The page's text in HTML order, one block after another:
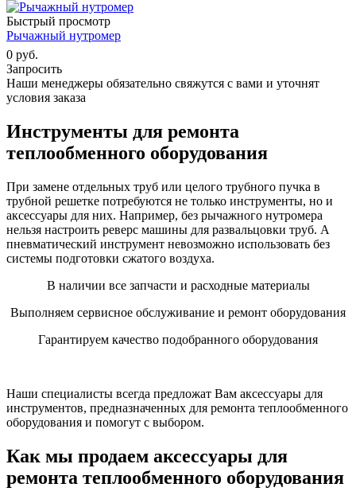
Быстрый просмотр
Рычажный нутромер
0 руб.
Запросить
Наши менеджеры обязательно свяжутся с вами и уточнят
условия заказа
Инструменты для ремонта
теплообменного оборудования
При замене отдельных труб или целого трубного пучка в
трубной решетке потребуются не только инструменты, но и
аксессуары для них. Например, без рычажного нутромера
нельзя настроить реверс машины для развальцовки труб. А
пневматический инструмент невозможно использовать без
системы подготовки сжатого воздуха.
В наличии все запчасти и расходные материалы
Выполняем сервисное обслуживание и ремонт оборудования
Гарантируем качество подобранного оборудования
Наши специалисты всегда предложат Вам аксессуары для
инструментов, предназначенных для ремонта теплообменного
оборудования и помогут с выбором.
Как мы продаем аксессуары для
ремонта теплообменного оборудования